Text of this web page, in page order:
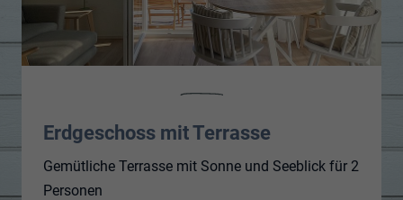
Erdgeschoss mit Terrasse
Gemütliche Terrasse mit Sonne und Seeblick für 2
Personen